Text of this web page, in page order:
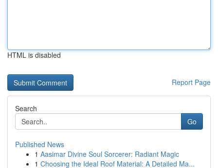
HTML is disabled
Report Page
Search
Go
Published News
1 Aasimar Divine Soul Sorcerer: Radiant Magic
1 Choosing the Ideal Roof Material: A Detailed Ma...